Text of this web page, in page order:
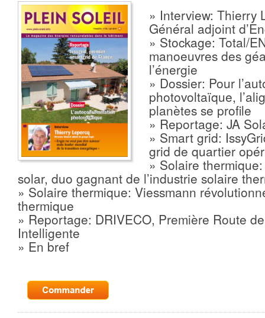
» Interview: Thierry
Général adjoint
» Stockage: Total/
manoeuvres des
l’énergie
» Dossier: Pour
photovoltaïque,
planètes se profile
» Reportage: JA
» Smart grid:
grid de quartier
» Solaire
solar, duo gagnant de l’industrie solaire
» Solaire thermique: Viessmann
thermique
» Reportage: DRIVECO, Première Route
Intelligente
» En bref